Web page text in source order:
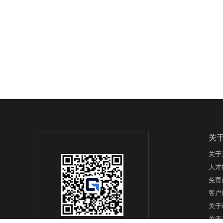
关
关
人
免
客
关
关